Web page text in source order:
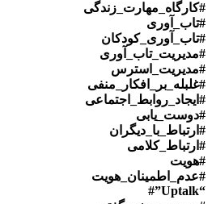
#کارگاه_مهارت_زندگی
#تاب_آوری
#تاب_آوری_کودکان
#مدیریت_تاب_آوری
#مدیریت_استرس
#غلبله_بر_افکار_منفی
#ایجاد_روابط_اجتماعی
#دوست_یابی
#ارتباط_با_دیگران
#ارتباط_کلامی
#هویت
#عدم_اطمینان_هویت
“Uptalk”#